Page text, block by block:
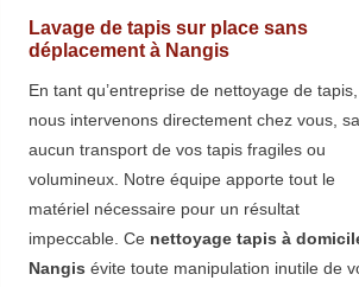
Lavage de tapis sur place sans
déplacement à Nangis
En tant qu’entreprise de nettoyage de tapis,
nous intervenons directement chez vous,
aucun transport de vos tapis fragiles ou
volumineux. Notre équipe apporte tout le
matériel nécessaire pour un résultat
impeccable. Ce nettoyage tapis à
Nangis évite toute manipulation inutile de